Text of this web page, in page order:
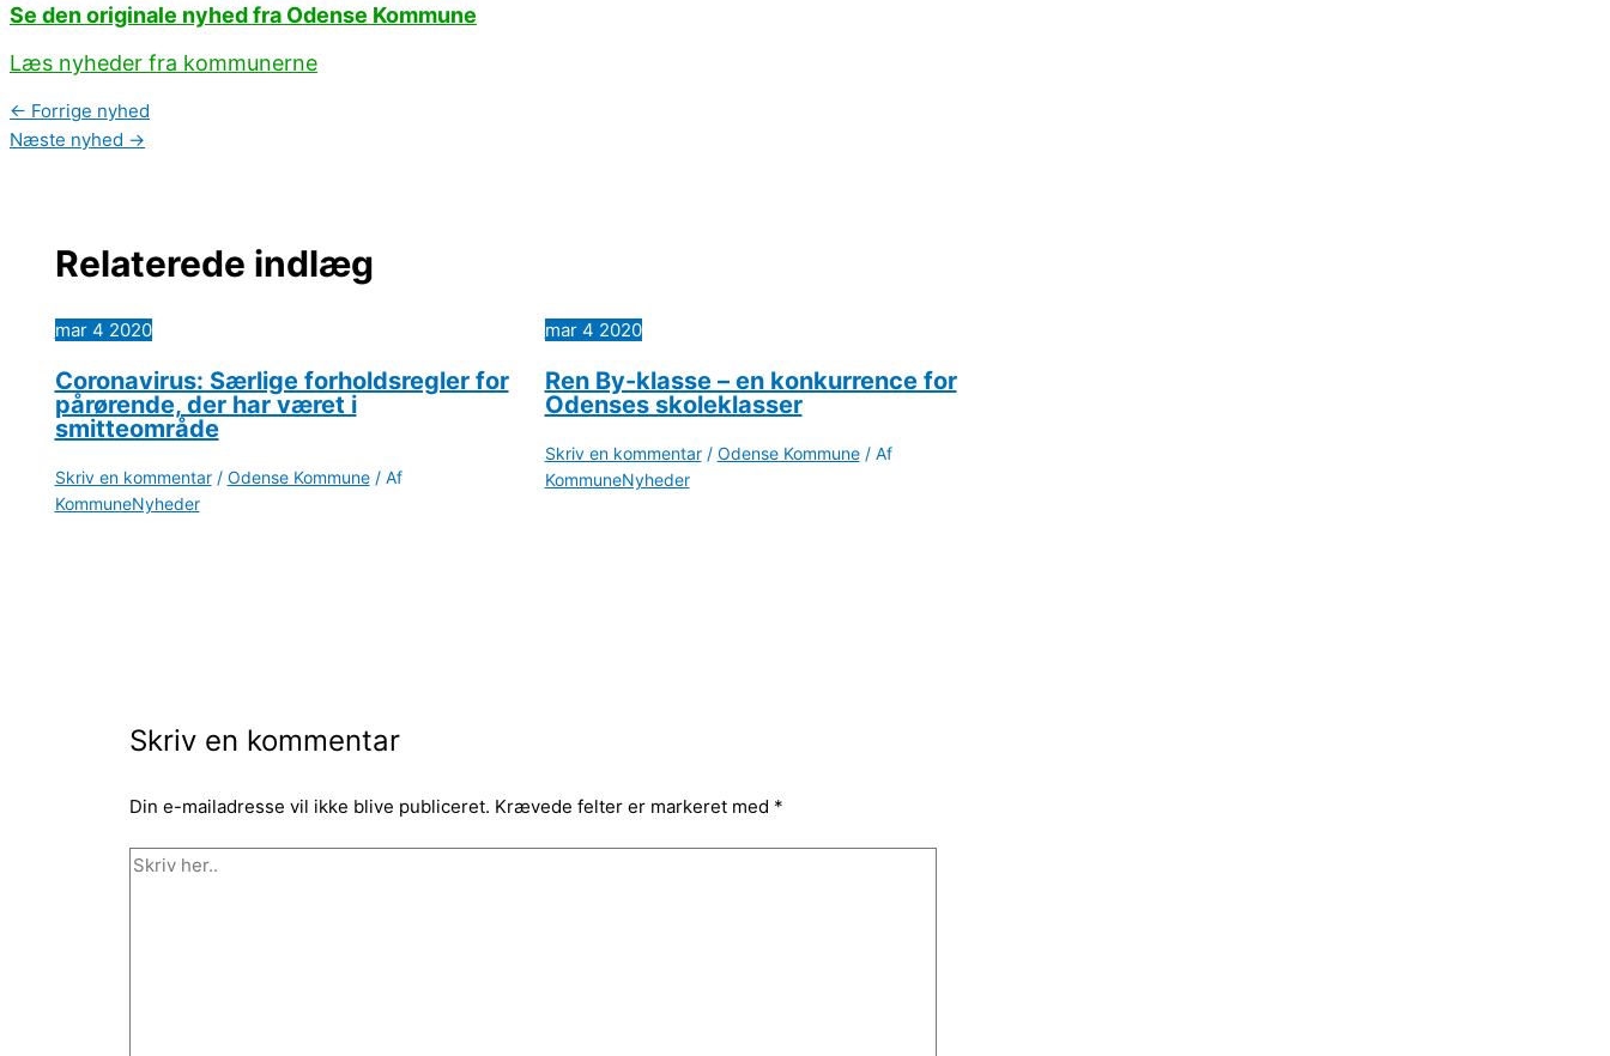
Se den originale nyhed fra Odense Kommune
Læs nyheder fra kommunerne
← Forrige nyhed
Næste nyhed →
Relaterede indlæg
mar 4 2020
Coronavirus: Særlige forholdsregler for
pårørende, der har været i
smitteområde
Skriv en kommentar / Odense Kommune/ Af
KommuneNyheder
mar 4 2020
Ren By-klasse – en konkurrence for
Odenses skoleklasser
Skriv en kommentar / Odense Kommune/ Af
KommuneNyheder
Skriv en kommentar
Din e-mailadresse vil ikke blive publiceret. Krævede felter er markeret med *
Skriv